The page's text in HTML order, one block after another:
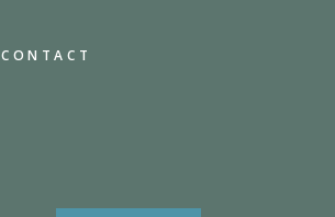
CONTACT